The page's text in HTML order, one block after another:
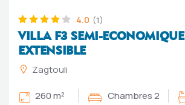
4.0 (1)
VILLA F3 SEMI-ECONOMIQUE
EXTENSIBLE
Zagtouli
260 m² Chambres 2